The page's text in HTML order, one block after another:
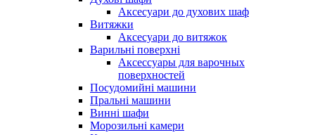
Аксесуари до духових шаф
Витяжки
Аксесуари до витяжок
Варильні поверхні
Аксессуары для варочных
поверхностей
Посудомийні машини
Пральні машини
Винні шафи
Морозильні камери